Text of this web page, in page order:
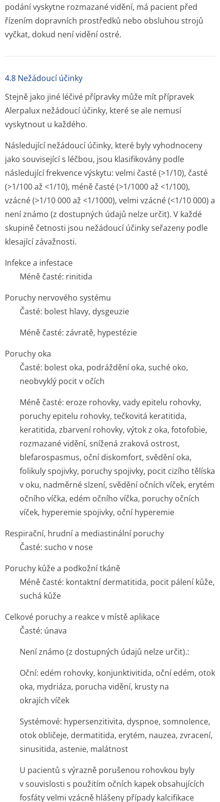
podání vyskytne rozmazané vidění, má pacient před
řízením dopravních prostředků nebo obsluhou strojů
vyčkat, dokud není vidění ostré.
4.8 Nežádoucí účinky
Stejně jako jiné léčivé přípravky může mít přípravek
Alerpalux nežádoucí účinky, které se ale nemusí
vyskytnout u každého.
Následující nežádoucí účinky, které byly vyhodnoceny
jako související s léčbou, jsou klasifikovány podle
následující frekvence výskytu: velmi časté (>1/10), časté
(>1/100 až <1/10), méně časté (>1/1000 až <1/100),
vzácné (>1/10 000 až <1/1000), velmi vzácné (<1/10 000) a
není známo (z dostupných údajů nelze určit). V každé
skupině četnosti jsou nežádoucí účinky seřazeny podle
klesající závažnosti.
Infekce a infestace
Méně časté: rinitida
Poruchy nervového systému
Časté: bolest hlavy, dysgeuzie
Méně časté: závratě, hypestézie
Poruchy oka
Časté: bolest oka, podráždění oka, suché oko,
neobvyklý pocit v očích
Méně časté: eroze rohovky, vady epitelu rohovky,
poruchy epitelu rohovky, tečkovitá keratitida,
keratitida, zbarvení rohovky, výtok z oka, fotofobie,
rozmazané vidění, snížená zraková ostrost,
blefarospasmus, oční diskomfort, svědění oka,
folikuly spojivky, poruchy spojivky, pocit cizího tělíska
v oku, nadměrné slzení, svědění očních víček, erytém
očního víčka, edém očního víčka, poruchy očních
víček, hyperemie spojivky, oční hyperemie
Respirační, hrudní a mediastinální poruchy
Časté: sucho v nose
Poruchy kůže a podkožní tkáně
Méně časté: kontaktní dermatitida, pocit pálení kůže,
suchá kůže
Celkové poruchy a reakce v místě aplikace
Časté: únava
Není známo (z dostupných údajů nelze určit).:
Oční: edém rohovky, konjunktivitida, oční edém, otok
oka, mydriáza, porucha vidění, krusty na
okrajích víček
Systémové: hypersenzitivita, dyspnoe, somnolence,
otok obličeje, dermatitida, erytém, nauzea, zvracení,
sinusitida, astenie, malátnost
U pacientů s výrazně porušenou rohovkou byly
v souvislosti s použitím očních kapek obsahujících
fosfáty velmi vzácně hlášeny případy kalcifikace